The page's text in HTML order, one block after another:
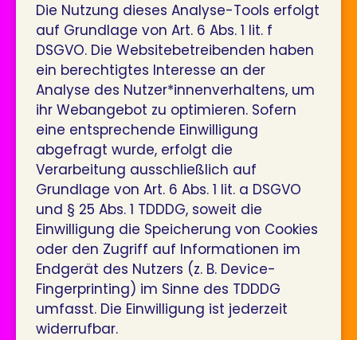
Die Nutzung dieses Analyse-Tools erfolgt
auf Grundlage von Art. 6 Abs. 1 lit. f
DSGVO. Die Websitebetreibenden haben
ein berechtigtes Interesse an der
Analyse des Nutzer*innenverhaltens, um
ihr Webangebot zu optimieren. Sofern
eine entsprechende Einwilligung
abgefragt wurde, erfolgt die
Verarbeitung ausschließlich auf
Grundlage von Art. 6 Abs. 1 lit. a DSGVO
und § 25 Abs. 1 TDDDG, soweit die
Einwilligung die Speicherung von Cookies
oder den Zugriff auf Informationen im
Endgerät des Nutzers (z. B. Device-
Fingerprinting) im Sinne des TDDDG
umfasst. Die Einwilligung ist jederzeit
widerrufbar.